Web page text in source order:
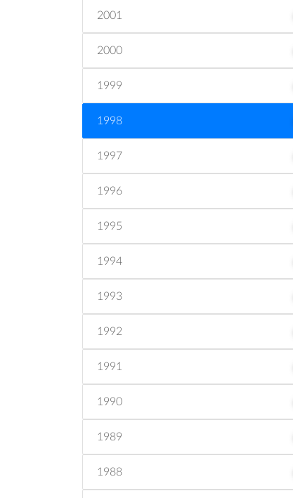
2001
2000
1999
1998
1997
1996
1995
1994
1993
1992
1991
1990
1989
1988